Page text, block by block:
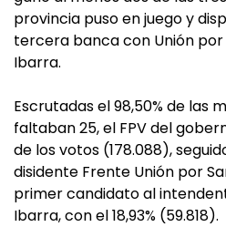
provincia puso en juego y
tercera banca con Unión por
Ibarra.
Escrutadas el 98,50% de las
faltaban 25, el FPV del
de los votos (178.088),
disidente Frente Unión por
primer candidato al
Ibarra, con el 18,93% (59.818).